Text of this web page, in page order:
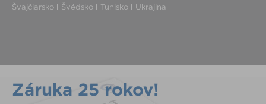
Švajčiarsko
Švédsko Tunisko Ukrajina
Záruka 25 rokov!